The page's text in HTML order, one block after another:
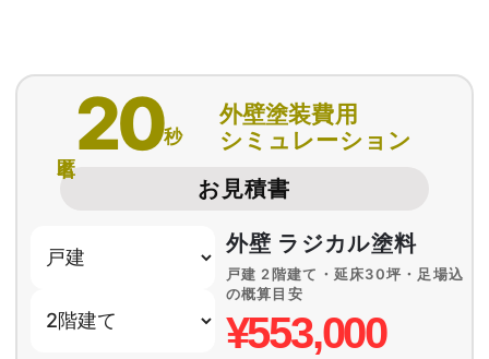
20秒
外壁塗装費用
シミュレーション
お見積書
外壁 ラジカル塗料
戸建 2階建て・延床30坪・足場込
の概算目安
¥553,000